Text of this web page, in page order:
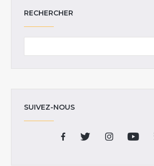
RECHERCHER
SUIVEZ-NOUS